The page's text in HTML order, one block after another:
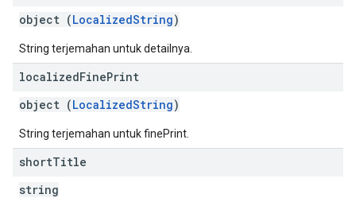
object (LocalizedString)
String terjemahan untuk detailnya.
localizedFinePrint
object (LocalizedString)
String terjemahan untuk finePrint.
shortTitle
string